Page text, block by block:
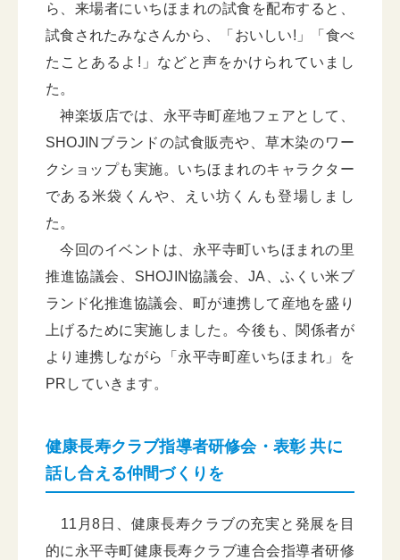
ら、来場者にいちほまれの試食を配布すると、
試食されたみなさんから、「おいしい!」「食べ
たことあるよ!」などと声をかけられていまし
た。
神楽坂店では、永平寺町産地フェアとして、
SHOJINブランドの試食販売や、草木染のワー
クショップも実施。いちほまれのキャラクター
である米袋くんや、えい坊くんも登場しまし
た。
今回のイベントは、永平寺町いちほまれの里
推進協議会、SHOJIN協議会、JA、ふくい米ブ
ランド化推進協議会、町が連携して産地を盛り
上げるために実施しました。今後も、関係者が
より連携しながら「永平寺町産いちほまれ」を
PRしていきます。
健康長寿クラブ指導者研修会・表彰 共に
話し合える仲間づくりを
11月8日、健康長寿クラブの充実と発展を目
的に永平寺町健康長寿クラブ連合会指導者研修